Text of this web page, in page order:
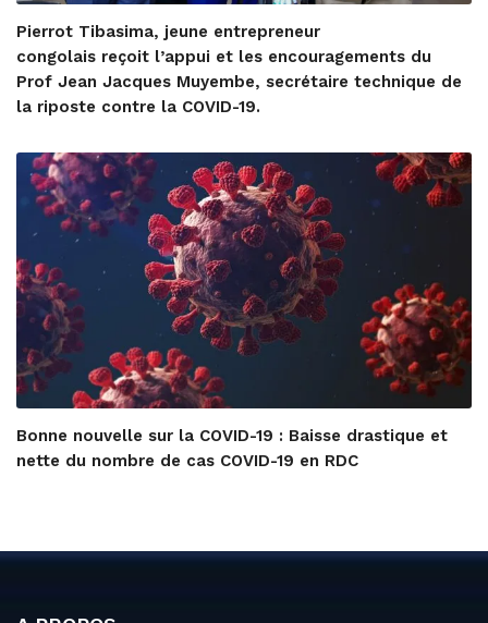
Pierrot Tibasima, jeune entrepreneur
congolais reçoit l’appui et les encouragements du
Prof Jean Jacques Muyembe, secrétaire technique de
la riposte contre la COVID-19.
Bonne nouvelle sur la COVID-19 : Baisse drastique et
nette du nombre de cas COVID-19 en RDC